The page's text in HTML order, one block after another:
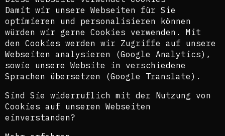
The texts of this blog are usually published in
English and German, perspectively also in
French. In order to provide the widest possible
access, we also use an automatic translation
tool. The curatorial team is aware that these
translations do not in all cases do justice to
©Isabel Raabe 2021
Damit wir unsere Webseiten für Sie
optimieren und personalisieren können
würden wir gerne Cookies verwenden. Mit
den Cookies werden wir Zugriffe auf unsere
Webseiten analysieren (Google Analytics),
sowie unsere Website in verschiedene
Sprachen übersetzen (Google Translate).
Sind Sie widerruflich mit der Nutzung von
Cookies auf unseren Webseiten
einverstanden?